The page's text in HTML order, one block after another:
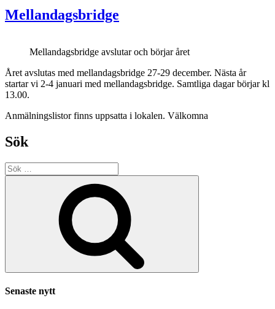
Mellandagsbridge
Mellandagsbridge avslutar och börjar året
Året avslutas med mellandagsbridge 27-29 december. Nästa år
startar vi 2-4 januari med mellandagsbridge. Samtliga dagar börjar kl
13.00.
Anmälningslistor finns uppsatta i lokalen. Välkomna
Sök
Sök
efter:
Senaste nytt